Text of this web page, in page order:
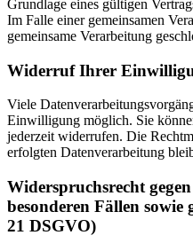
Grundlage eines gültigen
Im Falle einer gemeinsamen
gemeinsame Verarbeitung
Widerruf Ihrer
Viele
Einwilligung möglich. Sie
jederzeit widerrufen. Die
erfolgten Datenverarbeitung
Widerspruchsrecht
besonderen Fällen
21 DSGVO)